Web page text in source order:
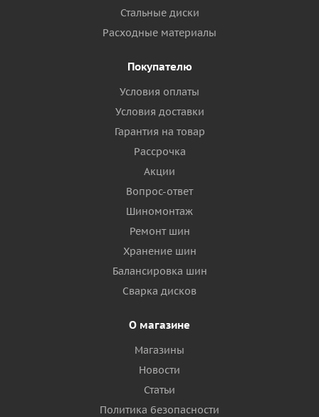
Стальные диски
Расходные материалы
Покупателю
Условия оплаты
Условия доставки
Гарантия на товар
Рассрочка
Акции
Вопрос-ответ
Шиномонтаж
Ремонт шин
Хранение шин
Балансировка шин
Сварка дисков
О магазине
Магазины
Новости
Статьи
Политика безопасности